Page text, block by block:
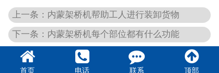
上一条：内蒙架桥机帮助工人进行装卸货物
下一条：内蒙架桥机每个部位都有什么功能
首页 电话 联系 顶部